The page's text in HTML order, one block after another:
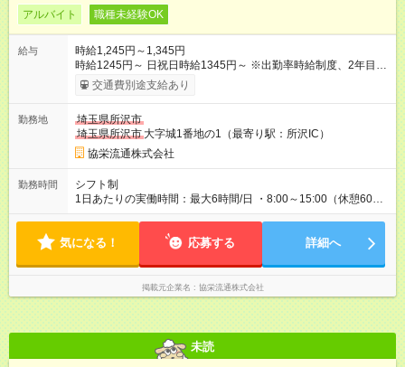
アルバイト 職種未経験OK
給与
時給1,245円～1,345円
時給1245円～ 日祝日時給1345円～ ※出勤率時給制度、2年目の
時給は＋最大25円！（出勤率に応じます） ※夏冬慰労金制度、
年額最大10万円支給！（勤続年数に応じます） 【試用期間】試
と同じです。
交通費別途支給あり
勤務地
埼玉県所沢市
埼玉県所沢市 大字城1番地の1（最寄り駅：所沢IC）
協栄流通株式会社
勤務時間
シフト制
1日あたりの実働時間：最大6時間/日 ・8:00～15:00（休憩60
分） ・8:00～13:00（休憩10分） ※ご希望の時間帯をお選びく
フト制
気になる！ 応募する 詳細へ
掲載元企業名 協栄流通株式会社
未読